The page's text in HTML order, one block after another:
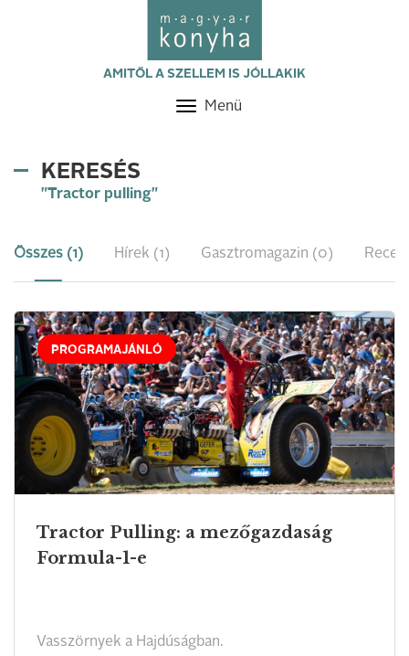
AMITŐL A SZELLEM IS JÓLLAKIK
Toggle
Menü
KERESÉS
"Tractor pulling"
Összes (1) Hírek (1) Gasztromagazin (0)
PROGRAMAJÁNLÓ
Tractor Pulling: a mezőgazdaság
Formula-1-e
Vasszörnyek a Hajdúságban.